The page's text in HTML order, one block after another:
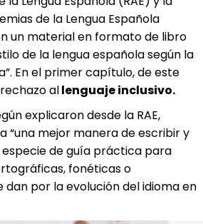
de la Lengua Española
un material en formato de libro
de la lengua española según la
En el primer capítulo, de este
allenguaje inclusivo.
explicaron desde la RAE,
“una mejor manera de escribir y
especie de guía práctica para
fonéticas o
dan por la evolución del idioma en